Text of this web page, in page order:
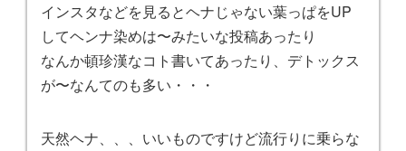
インスタなどを見るとヘナじゃない葉っぱをUP
してヘンナ染めは〜みたいな投稿あったり
なんか頓珍漢なコト書いてあったり、デトックス
が〜なんてのも多い・・・
天然ヘナ、、、いいものですけど流行りに乗らな